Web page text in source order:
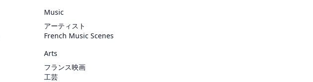
Music
アーティスト
French Music Scenes
Arts
フランス映画
工芸